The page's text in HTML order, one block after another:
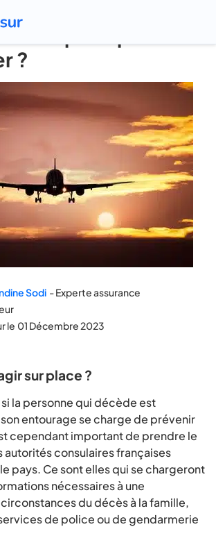
: comment
corps depuis
?
Sodi - Experte assurance
le 01 Décembre 2023
sur place ?
la personne qui décède est
entourage se charge de prévenir
cependant important de prendre le
autorités consulaires françaises
pays. Ce sont elles qui se chargeront
nécessaires à une
du décès à la famille,
de police ou de gendarmerie